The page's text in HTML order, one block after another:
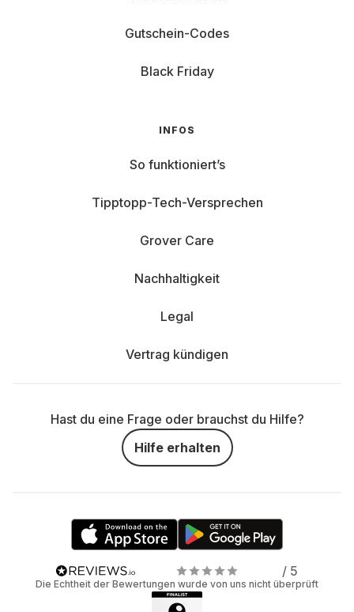
Gutschein-Codes
Black Friday
INFOS
So funktioniert’s
Tipptopp-Tech-Versprechen
Grover Care
Nachhaltigkeit
Legal
Vertrag kündigen
Hast du eine Frage oder brauchst du Hilfe?
Hilfe erhalten
/ 5
Die Echtheit der Bewertungen wurde von uns nicht überprüft